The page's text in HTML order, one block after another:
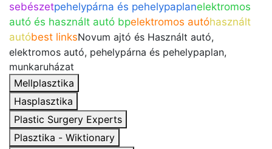
sebészetpehelypárna és pehelypaplanelektromos
autó és használt autó bpelektromos autóhasznált
autóbest linksNovum ajtó és Használt autó,
elektromos autó, pehelypárna és pehelypaplan,
munkaruházat
Mellplasztika
Hasplasztika
Plastic Surgery Experts
Plasztika - Wiktionary